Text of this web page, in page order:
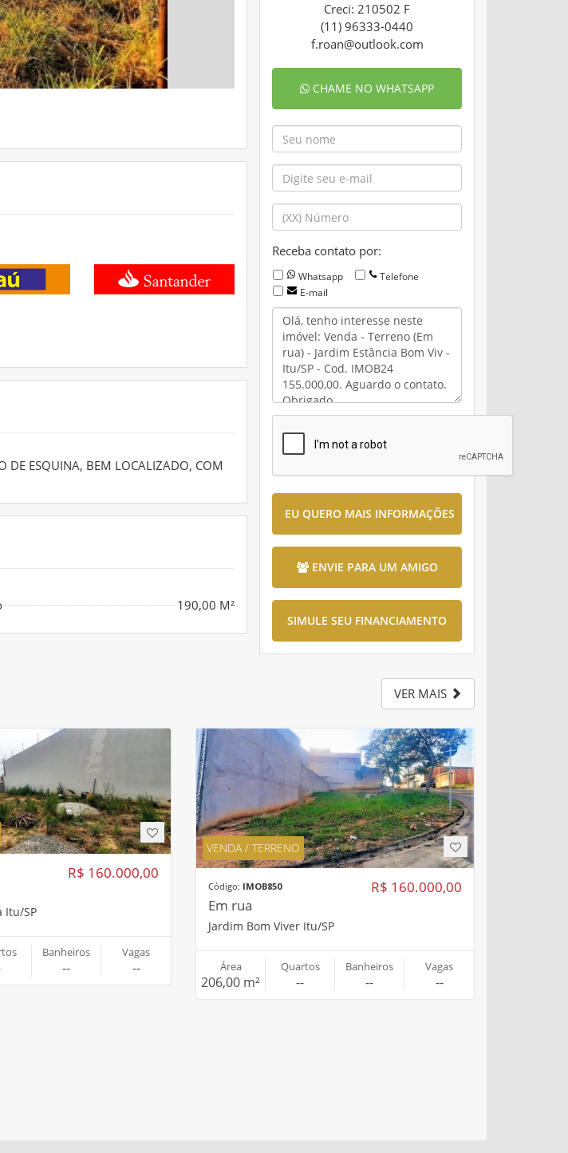
DE ESQUINA, BEM LOCALIZADO, COM
190,00 M²
Creci: 210502 F
(11) 96333-0440
f.roan@outlook.com
CHAME NO WHATSAPP
Receba contato por:
Whatsapp
Telefone
E-mail
EU QUERO MAIS INFORMAÇÕES
ENVIE PARA UM AMIGO
SIMULE SEU FINANCIAMENTO
VER MAIS
R$ 160.000,00
Itu/SP
Banheiros
--
Vagas
--
VENDA / TERRENO
R$ 160.000,00
Código: IMOB850
Em rua
Jardim Bom Viver Itu/SP
Área
206,00 m²
Quartos
--
Banheiros
--
Vagas
--